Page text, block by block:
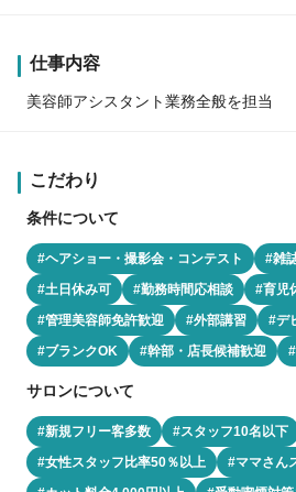
仕事内容
美容師アシスタント業務全般を担当
こだわり
条件について
#ヘアショー・撮影会・コンテスト #雑
#土日休み可
#勤務時間応相談
#育児
#管理美容師免許歓迎
#外部講習
#デ
#ブランクOK
#幹部・店長候補歓迎
サロンについて
#新規フリー客多数
#スタッフ10名以下
#女性スタッフ比率50％以上
#ママさん